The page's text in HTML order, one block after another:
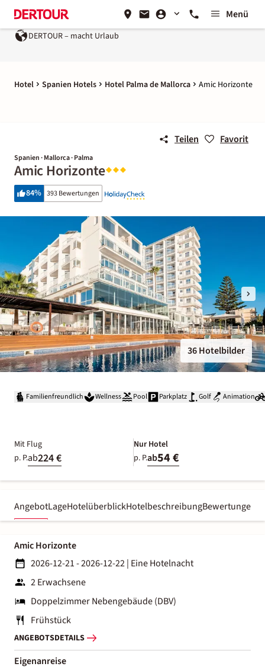
Menü
DERTOUR – macht Urlaub
Hotel Spanien Hotels Hotel Palma de Mallorca Amic Horizonte
Teilen Favorit
Spanien · Mallorca · Palma
Amic Horizonte
84% 393 Bewertungen
36 Hotelbilder
Familienfreundlich Wellness Pool Parkplatz Golf Animation
Mit Flug
p. P.ab224 €
Nur Hotel
p. P.ab54 €
AngebotLageHotelüberblickHotelbeschreibungBewertungen
Amic Horizonte
2026-12-21 - 2026-12-22| Eine Hotelnacht
2 Erwachsene
Doppelzimmer Nebengebäude (DBV)
Frühstück
ANGEBOTSDETAILS
Eigenanreise